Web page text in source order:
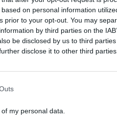
on personal information
prior to your opt-out. You may
by third parties on the
be disclosed by us to third
disclose it to other third parties.
my personal data.